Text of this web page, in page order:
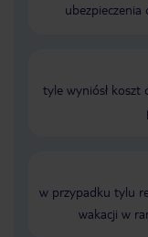
ubezpieczenia
tyle wyniósł koszt
w przypadku tylu
wakacji w